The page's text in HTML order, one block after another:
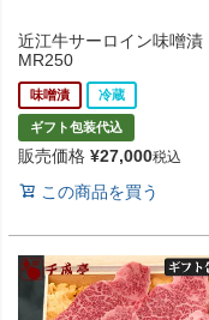
近江牛サーロイン味噌漬
MR250
味噌漬 冷蔵
ギフト包装代込
販売価格 ¥27,000税込
この商品を買う